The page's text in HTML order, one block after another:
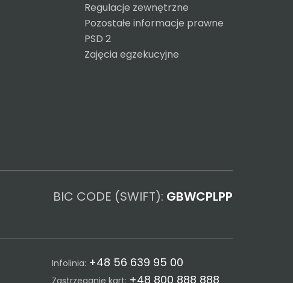
Regulacje zewnętrzne
Pozostałe informacje prawne
PSD 2
Zajęcia egzekucyjne
BIC CODE (SWIFT): GBWCPLPP
Infolinia: +48 56 639 95 00
Zastrzeganie kart: +48 800 888 888